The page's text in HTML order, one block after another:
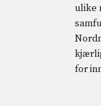
ulike
for